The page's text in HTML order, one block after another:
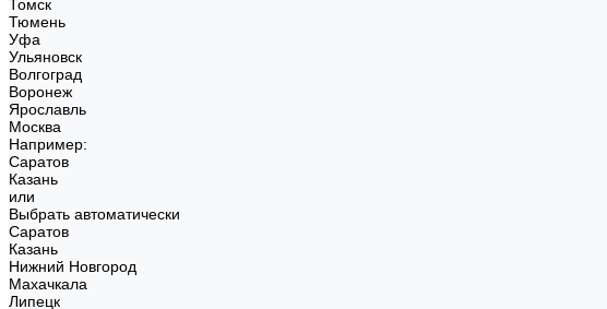
Томск
Тюмень
Уфа
Ульяновск
Волгоград
Воронеж
Ярославль
Москва
Например:
Саратов
Казань
или
Выбрать автоматически
Саратов
Казань
Нижний Новгород
Махачкала
Липецк